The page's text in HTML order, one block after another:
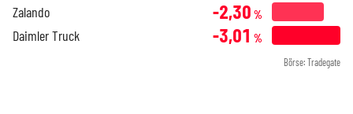
Zalando -2,30 %
Daimler Truck -3,01 %
Börse: Tradegate